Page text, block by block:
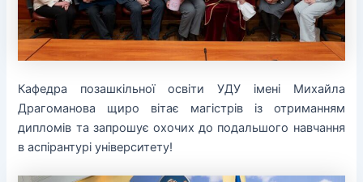
Кафедра позашкільної освіти УДУ імені Михайла
Драгоманова щиро вітає магістрів із отриманням
дипломів та запрошує охочих до подальшого навчання
в аспірантурі університету!